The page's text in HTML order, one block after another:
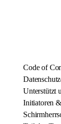
Code of
Unterstützt
Initiatoren